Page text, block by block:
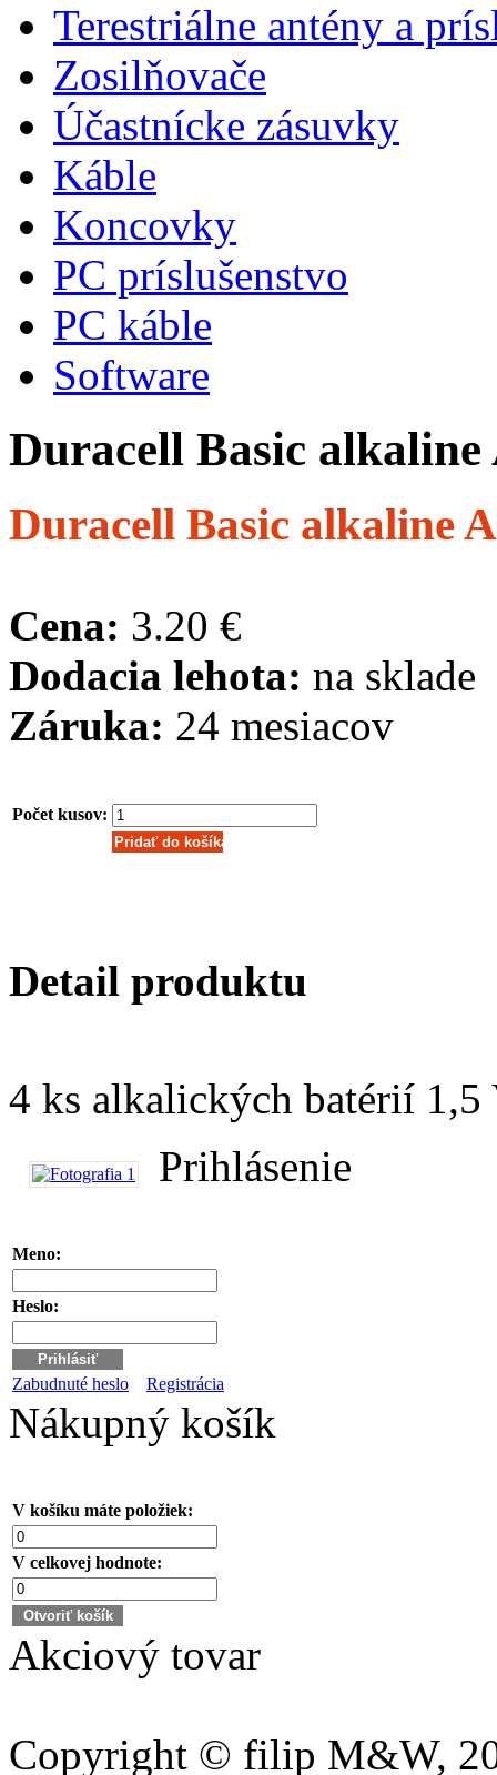
Terestriálne antény a
Zosilňovače
Účastnícke zásuvky
Káble
Koncovky
PC príslušenstvo
PC káble
Software
Duracell Basic
Duracell Basic alkaline
Cena: 3.20 €
Dodacia lehota: na sklade
Záruka: 24 mesiacov
Počet kusov:
Detail produktu
4 ks alkalických batérií 1,5
Prihlásenie
Meno:
Heslo:
Zabudnuté heslo Registrácia
Nákupný košík
V košíku máte položiek:
V celkovej hodnote:
Akciový tovar
Copyright © filip M&W,